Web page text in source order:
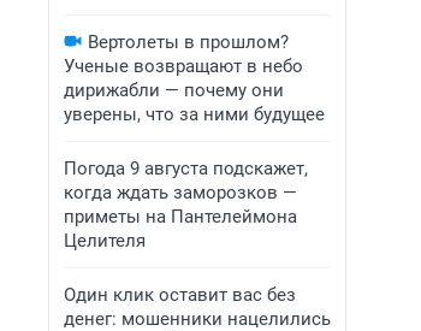
Вертолеты в прошлом?
Ученые возвращают в небо
дирижабли — почему они
уверены, что за ними будущее
Погода 9 августа подскажет,
когда ждать заморозков —
приметы на Пантелеймона
Целителя
Один клик оставит вас без
денег: мошенники нацелились